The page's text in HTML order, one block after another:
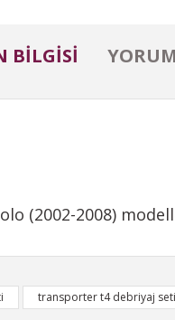
BILGISI
(2002-2008)
ve diğer konularda
transporter t4 debriyaj seti